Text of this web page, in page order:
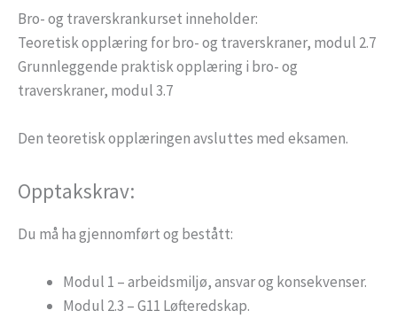
Bro- og traverskrankurset inneholder:
Teoretisk opplæring for bro- og traverskraner, modul 2.7
Grunnleggende praktisk opplæring i bro- og
traverskraner, modul 3.7
Den teoretisk opplæringen avsluttes med eksamen.
Opptakskrav:
Du må ha gjennomført og bestått:
Modul 1 – arbeidsmiljø, ansvar og konsekvenser.
Modul 2.3 – G11 Løfteredskap.